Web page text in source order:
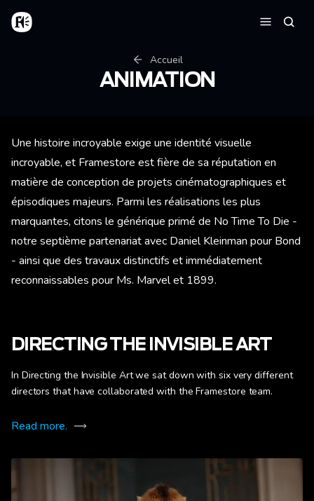
Aller au contenu principal
Accueil
Accueil
ANIMATION
Une histoire incroyable exige une identité visuelle
incroyable, et Framestore est fière de sa réputation en
matière de conception de projets cinématographiques et
épisodiques majeurs. Parmi les réalisations les plus
marquantes, citons le générique primé de No Time To Die -
notre septième partenariat avec Daniel Kleinman pour Bond
- ainsi que des travaux distinctifs et immédiatement
reconnaissables pour Ms. Marvel et 1899.
DIRECTING THE INVISIBLE ART
In Directing the Invisible Art we sat down with six very different
directors that have collaborated with the Framestore team.
Read more.